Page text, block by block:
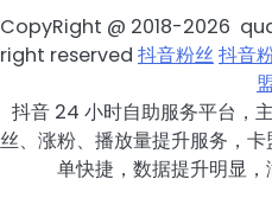
CopyRight @ 2018-2026
right reserved 抖音粉丝抖音
盟
抖音 24 小时自助服务平台，
丝、涨粉、播放量提升服务，
单快捷，数据提升明显，